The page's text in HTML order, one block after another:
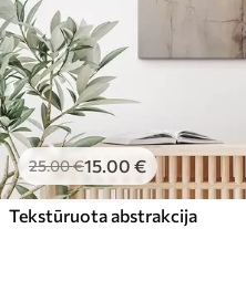
25.00€15.00 €
Tekstūruota abstrakcija